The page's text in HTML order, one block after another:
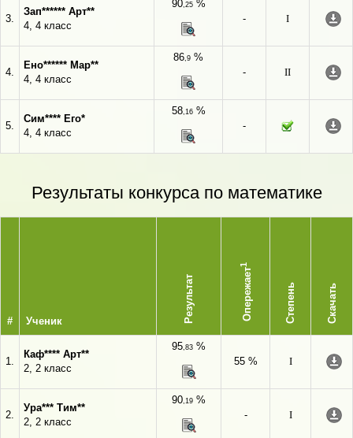
3.
Зап****** Арт**
4, 4 класс
90,25%
-
I
4.
Ено****** Мар**
4, 4 класс
86,9 %
-
II
5.
Сим**** Его*
4, 4 класс
58,16%
-
Результаты конкурса по математике
# Ученик Результат Опережает
1
Степень Скачать
1.
Каф**** Арт**
2, 2 класс
95,83 %
55 %
I
2.
Ура*** Тим**
2, 2 класс
90,19 %
-
I